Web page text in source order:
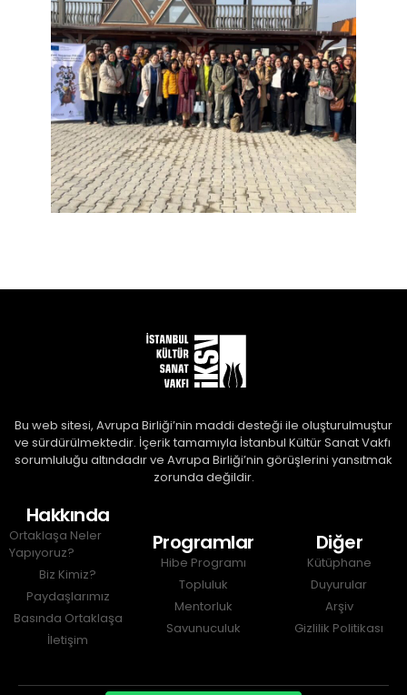
Bu web sitesi, Avrupa Birliği’nin maddi desteği ile oluşturulmuştur
ve sürdürülmektedir. İçerik tamamıyla İstanbul Kültür Sanat Vakfı
sorumluluğu altındadır ve Avrupa Birliği’nin görüşlerini yansıtmak
zorunda değildir.
Hakkında
Ortaklaşa Neler
Yapıyoruz?
Biz Kimiz?
Paydaşlarımız
Basında Ortaklaşa
İletişim
Programlar
Hibe Programı
Topluluk
Mentorluk
Savunuculuk
Diğer
Kütüphane
Duyurular
Arşiv
Gizlilik Politikası